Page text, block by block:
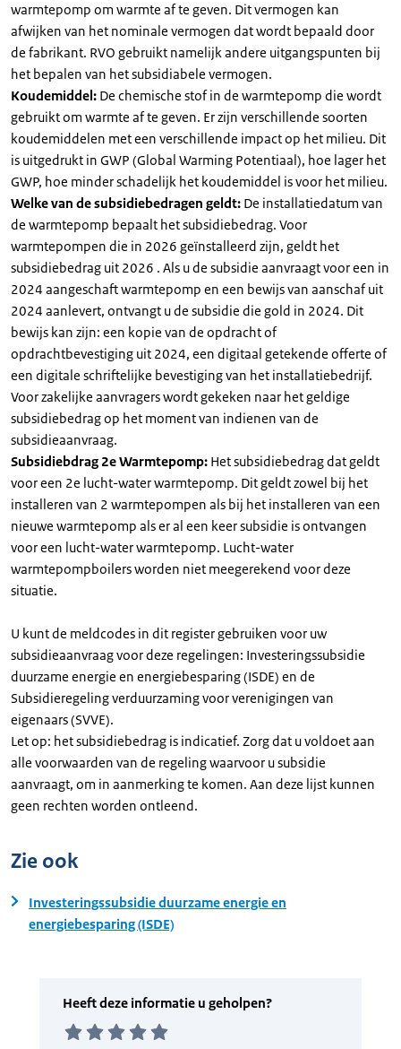
warmtepomp om warmte af te geven. Dit vermogen kan
afwijken van het nominale vermogen dat wordt bepaald door
de fabrikant. RVO gebruikt namelijk andere uitgangspunten bij
het bepalen van het subsidiabele vermogen.
Koudemiddel: De chemische stof in de warmtepomp die wordt
gebruikt om warmte af te geven. Er zijn verschillende soorten
koudemiddelen met een verschillende impact op het milieu. Dit
is uitgedrukt in GWP (Global Warming Potentiaal), hoe lager het
GWP, hoe minder schadelijk het koudemiddel is voor het milieu.
Welke van de subsidiebedragen geldt: De installatiedatum van
de warmtepomp bepaalt het subsidiebedrag. Voor
warmtepompen die in 2026 geïnstalleerd zijn, geldt het
subsidiebedrag uit 2026 . Als u de subsidie aanvraagt voor een in
2024 aangeschaft warmtepomp en een bewijs van aanschaf uit
2024 aanlevert, ontvangt u de subsidie die gold in 2024. Dit
bewijs kan zijn: een kopie van de opdracht of
opdrachtbevestiging uit 2024, een digitaal getekende offerte of
een digitale schriftelijke bevestiging van het installatiebedrijf.
Voor zakelijke aanvragers wordt gekeken naar het geldige
subsidiebedrag op het moment van indienen van de
subsidieaanvraag.
Subsidiebdrag 2e Warmtepomp: Het subsidiebedrag dat geldt
voor een 2e lucht-water warmtepomp. Dit geldt zowel bij het
installeren van 2 warmtepompen als bij het installeren van een
nieuwe warmtepomp als er al een keer subsidie is ontvangen
voor een lucht-water warmtepomp. Lucht-water
warmtepompboilers worden niet meegerekend voor deze
situatie.
U kunt de meldcodes in dit register gebruiken voor uw
subsidieaanvraag voor deze regelingen: Investeringssubsidie
duurzame energie en energiebesparing (ISDE) en de
Subsidieregeling verduurzaming voor verenigingen van
eigenaars (SVVE).
Let op: het subsidiebedrag is indicatief. Zorg dat u voldoet aan
alle voorwaarden van de regeling waarvoor u subsidie
aanvraagt, om in aanmerking te komen. Aan deze lijst kunnen
geen rechten worden ontleend.
Zie ook
Investeringssubsidie duurzame energie en
energiebesparing (ISDE)